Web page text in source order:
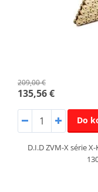
209,00 €
135,56 €
Do
D.I.D ZVM-X série